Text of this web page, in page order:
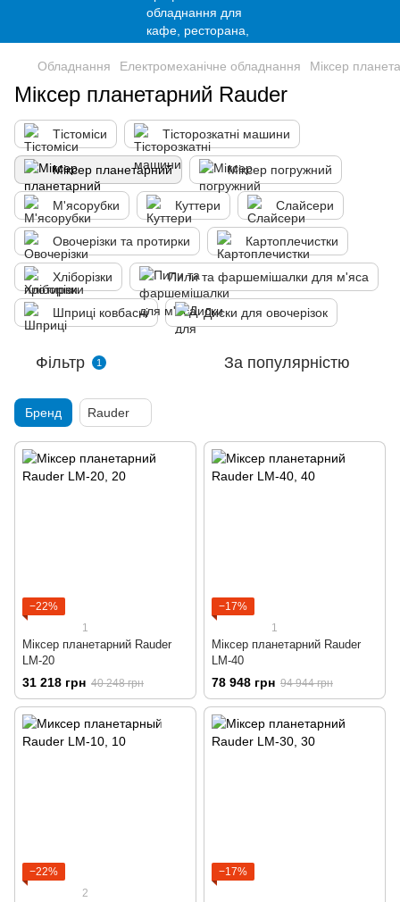
Обладнання Електромеханічне обладнання Міксер
Міксер планетарний Rauder
Тістоміси Тісторозкатні машини
Міксер планетарний Міксер погружний
М'ясорубки Куттери Слайсери
Овочерізки та протирки Картоплечистки
Хліборізки Пили та фаршемішалки для м'яса
Шприці ковбасні Диски для овочерізок
Фільтр 1 За популярністю
Бренд Rauder
−22%
1
Міксер планетарний Rauder
LM-20
31 218 грн 40 248 грн
−17%
1
Міксер планетарний Rauder
LM-40
78 948 грн 94 944 грн
−22%
2
−17%